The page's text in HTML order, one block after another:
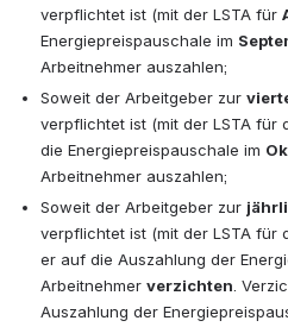
verpflichtet ist (mit der LSTA für
Energiepreispauschale im
Arbeitnehmer auszahlen;
Soweit der Arbeitgeber zur
verpflichtet ist (mit der LSTA für
die Energiepreispauschale im
Arbeitnehmer auszahlen;
Soweit der Arbeitgeber zur
verpflichtet ist (mit der LSTA für
er auf die Auszahlung der
Arbeitnehmer verzichten.
Auszahlung der